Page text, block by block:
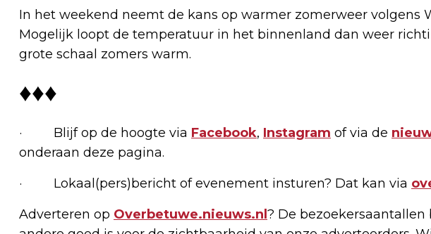
In het weekend neemt de kans op warmer zomerweer volgens
Mogelijk loopt de temperatuur in het binnenland dan weer
grote schaal zomers warm.
♦♦♦
· Blijf op de hoogte via Facebook, Instagram of via de
onderaan deze pagina.
· Lokaal(pers)bericht of evenement insturen? Dat kan via
Adverteren op Overbetuwe.nieuws.nl ? De